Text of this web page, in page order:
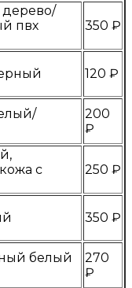
дерево/
пвх
350 ₽
120 ₽
200
₽
с
250 ₽
350 ₽
белый
270
₽